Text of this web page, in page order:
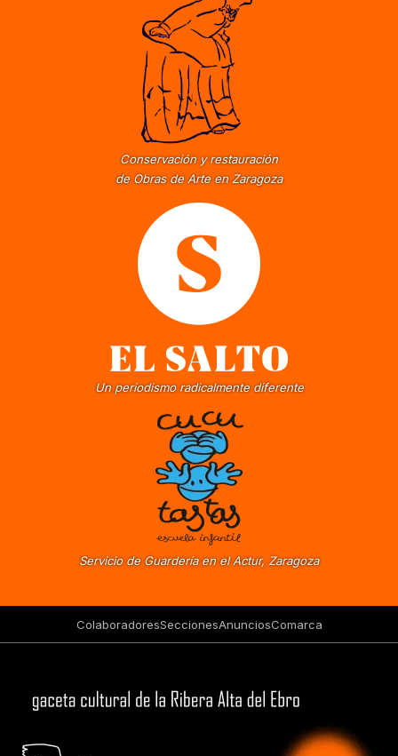
Conservación y restauración
de Obras de Arte en Zaragoza
Un periodismo radicalmente diferente
Servicio de Guardería en el Actur, Zaragoza
ColaboradoresSeccionesAnunciosComarca